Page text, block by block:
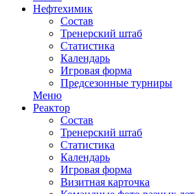
Нефтехимик
Состав
Тренерский штаб
Статистика
Календарь
Игровая форма
Предсезонные турниры
Меню
Реактор
Состав
Тренерский штаб
Статистика
Календарь
Игровая форма
Визитная карточка